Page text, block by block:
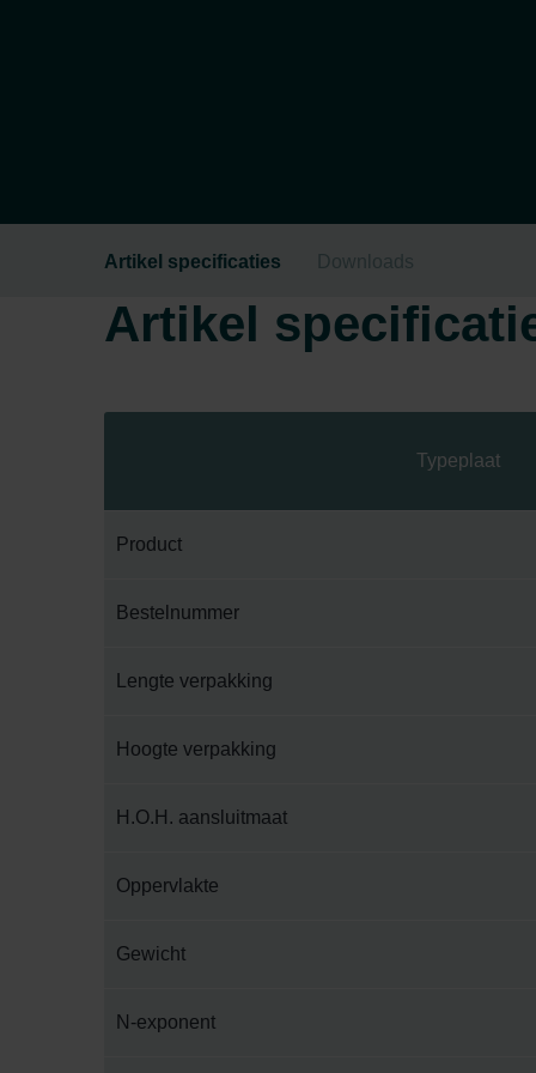
Artikel specificaties Downloads
Artikel
Typeplaat
Product
Bestelnummer
Lengte verpakking
Hoogte verpakking
H.O.H. aansluitmaat
Oppervlakte
Gewicht
N-exponent